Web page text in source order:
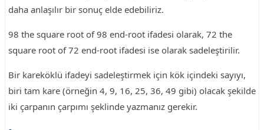
daha anlaşılır bir sonuç elde edebiliriz.
98 the square root of 98 end-root ifadesi olarak, 72 the
square root of 72 end-root ifadesi ise olarak sadeleştirilir.
Bir kareköklü ifadeyi sadeleştirmek için kök içindeki sayıyı,
biri tam kare (örneğin 4, 9, 16, 25, 36, 49 gibi) olacak şekilde
iki çarpanın çarpımı şeklinde yazmanız gerekir.